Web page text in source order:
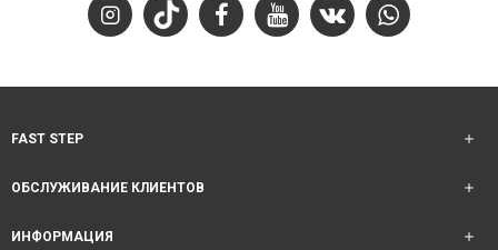
FAST STEP
ОБСЛУЖИВАНИЕ КЛИЕНТОВ
ИНФОРМАЦИЯ